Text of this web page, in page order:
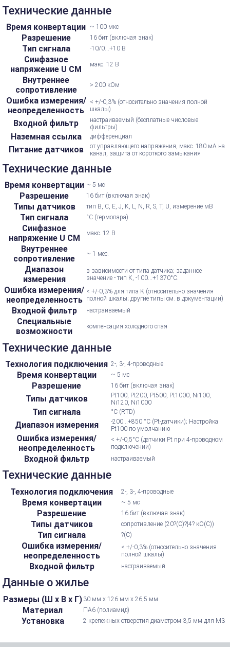
Технические данные
Время конвертации ~ 100 мкс
Разрешение 16 бит (включая знак)
Тип сигнала -10/0...+10 В
Синфазное
напряжение U CM
макс. 12 В
Внутреннее
сопротивление
> 200 кОм
Ошибка измерения/
неопределенность
< +/-0,3% (относительно значения полной
шкалы)
Входной фильтр
настраиваемый (бесплатные числовые
фильтры)
Наземная ссылка дифференциал
Питание датчиков
от управляющего напряжения, макс. 180 мА на
канал, защита от короткого замыкания
Технические данные
Время конвертации ~ 5 мс
Разрешение 16 бит (включая знак)
Типы датчиков тип B, C, E, J, K, L, N, R, S, T, U, измерение мВ
Тип сигнала °C (термопара)
Синфазное
напряжение U CM
макс. 12 В
Внутреннее
сопротивление
~ 1 мес.
Диапазон
измерения
в зависимости от типа датчика; заданное
значение - тип K, -100...+1370°C.
Ошибка измерения/
неопределенность
< +/-0,3% для типа K (относительно значения
полной шкалы; другие типы см. в документации)
Входной фильтр настраиваемый
Специальные
возможности
компенсация холодного спая
Технические данные
Технология подключения 2-, 3-, 4-проводные
Время конвертации ~ 5 мс
Разрешение 16 бит (включая знак)
Типы датчиков
Pt100, Pt200, Pt500, Pt1000, Ni100,
Ni120, Ni1000
Тип сигнала °C (RTD)
Диапазон измерения
-200...+850 °С (Pt-датчики); Настройка
Pt100 по умолчанию
Ошибка измерения/
неопределенность
< +/-0,5°C (датчики Pt при 4-проводном
подключении)
Входной фильтр настраиваемый
Технические данные
Технология подключения 2-, 3-, 4-проводные
Время конвертации ~ 5 мс
Разрешение 16 бит (включая знак)
Типы датчиков сопротивление (20?(C)?¦4? кО(C))
Тип сигнала ?(C)
Ошибка измерения/
неопределенность
< +/-0,3% (относительно значения
полной шкалы)
Входной фильтр настраиваемый
Данные о жилье
Размеры (Ш х В х Г) 30 мм х 126 мм х 26,5 мм
Материал ПА6 (полиамид)
Установка 2 крепежных отверстия диаметром 3,5 мм для M3